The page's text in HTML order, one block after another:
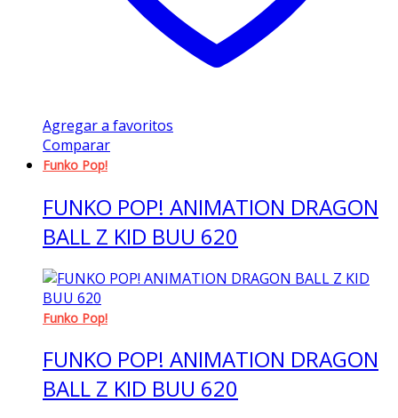
Agregar a favoritos
Comparar
Funko Pop!
FUNKO POP! ANIMATION DRAGON
BALL Z KID BUU 620
Funko Pop!
FUNKO POP! ANIMATION DRAGON
BALL Z KID BUU 620